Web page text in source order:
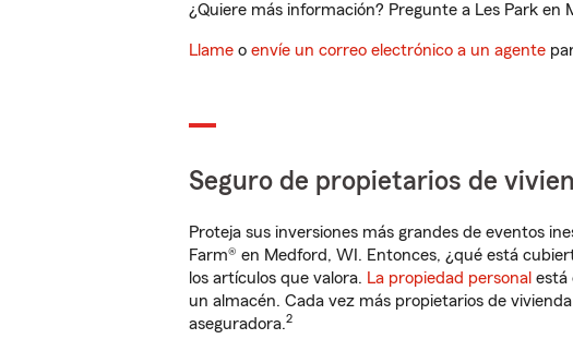
¿Quiere más información? Pregunte a Les Park
Llame o envíe un correo electrónico a un agente
Seguro de propietarios de
Proteja sus inversiones más grandes de eventos
Farm® en Medford, WI. Entonces, ¿qué está
los artículos que valora. La propiedad personal está
un almacén. Cada vez más propietarios de
aseguradora.2